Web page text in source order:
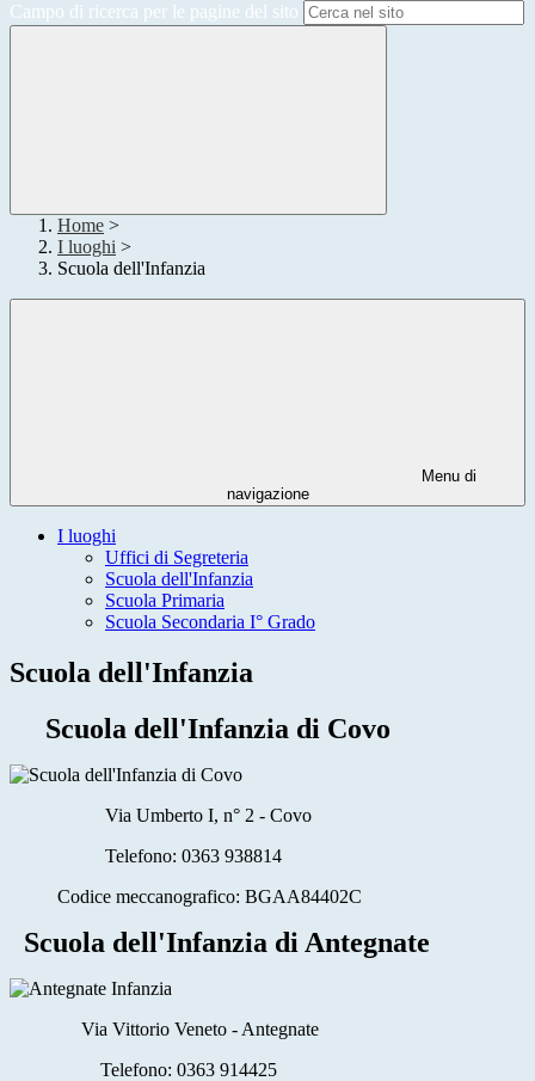
Campo di ricerca per le pagine del sito
Home >
I luoghi >
Scuola dell'Infanzia
Menu di
navigazione
I luoghi
Uffici di Segreteria
Scuola dell'Infanzia
Scuola Primaria
Scuola Secondaria I° Grado
Scuola dell'Infanzia
Scuola dell'Infanzia di Covo
Via Umberto I, n° 2 - Covo
Telefono: 0363 938814
Codice meccanografico: BGAA84402C
Scuola dell'Infanzia di Antegnate
Via Vittorio Veneto - Antegnate
Telefono: 0363 914425